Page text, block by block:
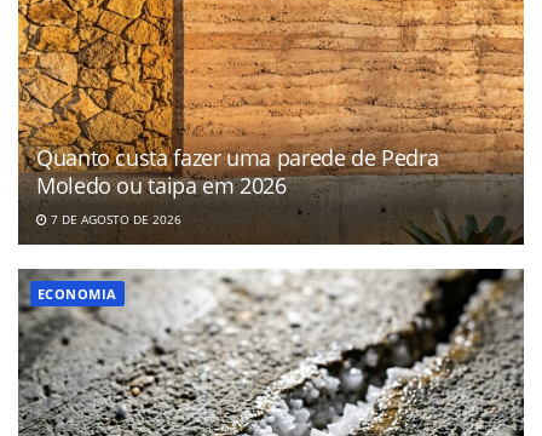
Quanto custa fazer uma parede de Pedra
Moledo ou taipa em 2026
7 DE AGOSTO DE 2026
ECONOMIA